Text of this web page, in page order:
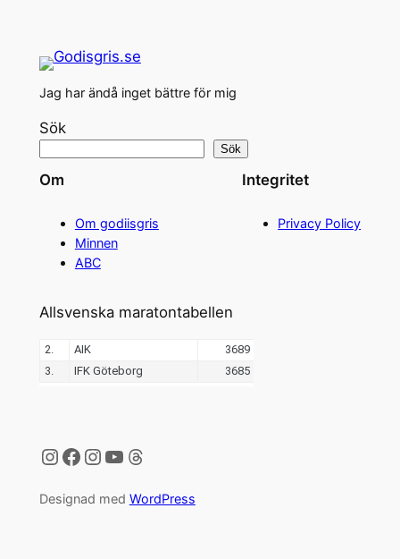
Jag har ändå inget bättre för mig
Sök
Sök
Om
Om godiisgris
Minnen
ABC
Integritet
Privacy Policy
Allsvenska maratontabellen
Instagram
Facebook
Instagram
YouTube
Threads
Designad med WordPress